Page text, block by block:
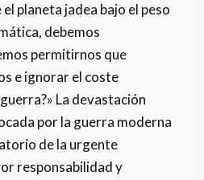
el planeta jadea bajo el peso
debemos
permitirnos que
e ignorar el coste
La devastación
por la guerra moderna
de la urgente
responsabilidad y